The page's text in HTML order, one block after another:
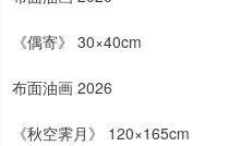
《偶寄》 30×40cm
布面油画 2026
《秋空霁月》 120×165cm